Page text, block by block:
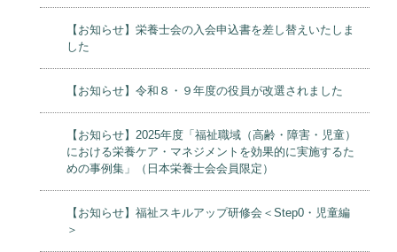
【お知らせ】栄養士会の入会申込書を差し替えいたしま
した
【お知らせ】令和８・９年度の役員が改選されました
【お知らせ】2025年度「福祉職域（高齢・障害・児童）
における栄養ケア・マネジメントを効果的に実施するた
めの事例集」（日本栄養士会会員限定）
【お知らせ】福祉スキルアップ研修会＜Step0・児童編
＞